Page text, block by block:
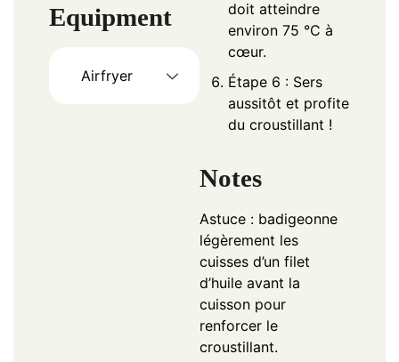
Equipment
Airfryer
doit atteindre
environ 75 °C à
cœur.
Étape 6 : Sers
aussitôt et profite
du croustillant !
Notes
Astuce : badigeonne
légèrement les
cuisses d’un filet
d’huile avant la
cuisson pour
renforcer le
croustillant.